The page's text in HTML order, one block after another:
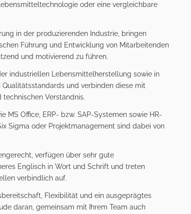
oder eine vergleichbare
in der produzierenden Industrie, bringen
Führung und Entwicklung von Mitarbeitenden
und motivierend zu führen.
industriellen Lebensmittelherstellung sowie in
und verbinden diese mit
Verständnis.
MS Office, ERP- bzw. SAP-Systemen sowie HR-
Sigma oder Projektmanagement sind dabei von
verfügen über sehr gute
Englisch in Wort und Schrift und treten
verbindlich auf.
Flexibilität und ein ausgeprägtes
daran, gemeinsam mit Ihrem Team auch